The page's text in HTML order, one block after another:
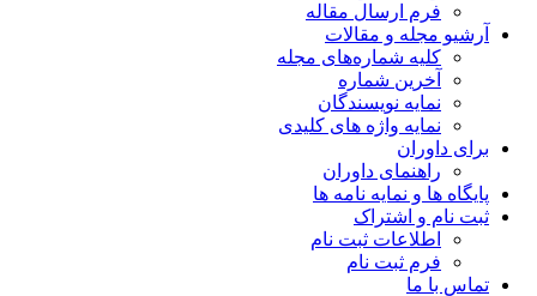
فرم ارسال مقاله
آرشیو مجله و مقالات
کلیه شماره‌های مجله
آخرین شماره
نمایه نویسندگان
نمایه واژه های کلیدی
برای داوران
راهنمای داوران
پایگاه ها و نمایه نامه ها
ثبت نام و اشتراک
اطلاعات ثبت نام
فرم ثبت نام
تماس با ما